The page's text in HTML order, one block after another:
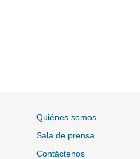
Quiénes somos
Sala de prensa
Contáctenos